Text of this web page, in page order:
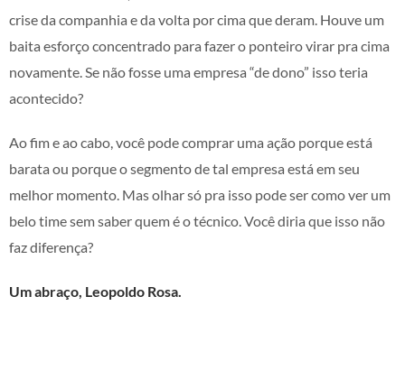
crise da companhia e da volta por cima que deram. Houve um
baita esforço concentrado para fazer o ponteiro virar pra cima
novamente. Se não fosse uma empresa “de dono” isso teria
acontecido?
Ao fim e ao cabo, você pode comprar uma ação porque está
barata ou porque o segmento de tal empresa está em seu
melhor momento. Mas olhar só pra isso pode ser como ver um
belo time sem saber quem é o técnico. Você diria que isso não
faz diferença?
Um abraço, Leopoldo Rosa.